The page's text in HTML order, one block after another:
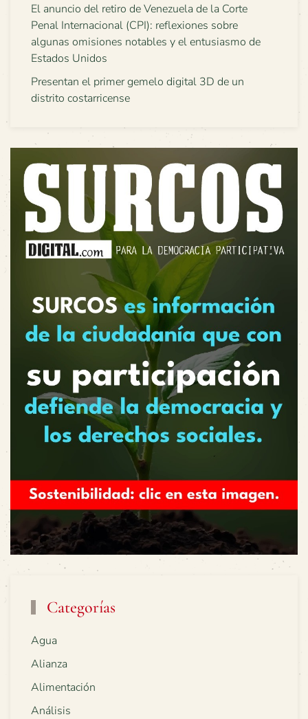
El anuncio del retiro de Venezuela de la Corte
Penal Internacional (CPI): reflexiones sobre
algunas omisiones notables y el entusiasmo de
Estados Unidos
Presentan el primer gemelo digital 3D de un
distrito costarricense
Categorías
Agua
Alianza
Alimentación
Análisis